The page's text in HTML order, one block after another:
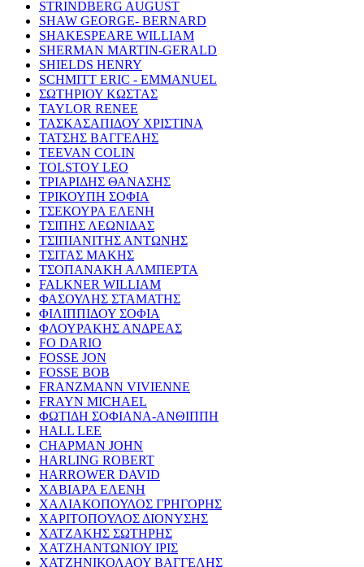
STRINDBERG AUGUST
SHAW GEORGE- BERNARD
SHAKESPEARE WILLIAM
SHERMAN MARTIN-GERALD
SHIELDS HENRY
SCHMITT ERIC - EMMANUEL
ΣΩΤΗΡΙΟΥ ΚΩΣΤΑΣ
TAYLOR RENEE
ΤΑΣΚΑΣΑΠΙΔΟΥ ΧΡΙΣΤΙΝΑ
ΤΑΤΣΗΣ ΒΑΓΓΕΛΗΣ
TEEVAN COLIN
TOLSTOY LEO
ΤΡΙΑΡΙΔΗΣ ΘΑΝΑΣΗΣ
ΤΡΙΚΟΥΠΗ ΣΟΦΙΑ
ΤΣΕΚΟΥΡΑ ΕΛΕΝΗ
ΤΣΙΠΗΣ ΛΕΩΝΙΔΑΣ
ΤΣΙΠΙΑΝΙΤΗΣ ΑΝΤΩΝΗΣ
ΤΣΙΤΑΣ ΜΑΚΗΣ
ΤΣΟΠΑΝΑΚΗ ΑΛΜΠΕΡΤΑ
FALKNER WILLIAM
ΦΑΣΟΥΛΗΣ ΣΤΑΜΑΤΗΣ
ΦΙΛΙΠΠΙΔΟΥ ΣΟΦΙΑ
ΦΛΟΥΡΑΚΗΣ ΑΝΔΡΕΑΣ
FO DARIO
FOSSE JON
FOSSE BOB
FRANZMANN VIVIENNE
FRAYN MICHAEL
ΦΩΤΙΔΗ ΣΟΦΙΑΝΑ-ΑΝΘΙΠΠΗ
HALL LEE
CHAPMAN JOHN
HARLING ROBERT
HARROWER DAVID
ΧΑΒΙΑΡΑ ΕΛΕΝΗ
ΧΑΛΙΑΚΟΠΟΥΛΟΣ ΓΡΗΓΟΡΗΣ
ΧΑΡΙΤΟΠΟΥΛΟΣ ΔΙΟΝΥΣΗΣ
ΧΑΤΖΑΚΗΣ ΣΩΤΗΡΗΣ
ΧΑΤΖΗΑΝΤΩΝΙΟΥ ΙΡΙΣ
ΧΑΤΖΗΝΙΚΟΛΑΟΥ ΒΑΓΓΕΛΗΣ